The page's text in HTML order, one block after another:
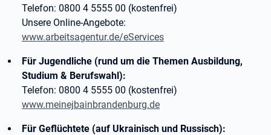
Telefon: 0800 4 5555 00 (kostenfrei)
Unsere Online-Angebote:
www.arbeitsagentur.de/eServices
Für Jugendliche (rund um die Themen Ausbildung,
Studium & Berufswahl):
Telefon: 0800 4 5555 00 (kostenfrei)
www.meinejbainbrandenburg.de
Für Geflüchtete (auf Ukrainisch und Russisch):